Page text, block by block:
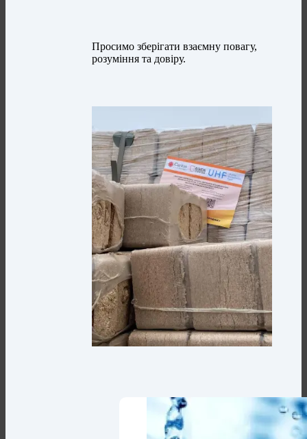
Просимо зберігати взаємну повагу,
розуміння та довіру.